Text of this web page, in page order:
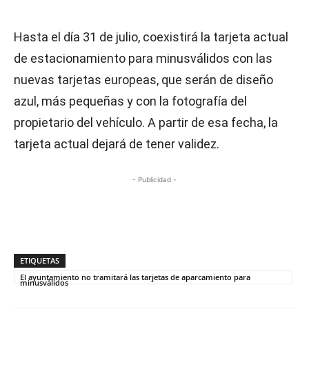
Hasta el día 31 de julio, coexistirá la tarjeta actual
de estacionamiento para minusválidos con las
nuevas tarjetas europeas, que serán de diseño
azul, más pequeñas y con la fotografía del
propietario del vehículo. A partir de esa fecha, la
tarjeta actual dejará de tener validez.
- Publicidad -
ETIQUETAS
El ayuntamiento no tramitará las tarjetas de aparcamiento para
minusválidos